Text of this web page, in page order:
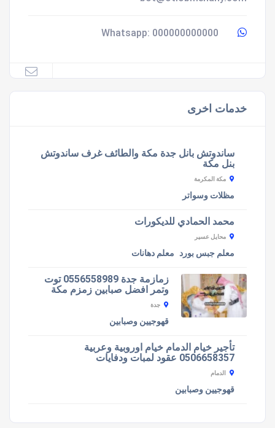
000000000000
خدمات اخرى
ساندوتش بانل جدة مكة والطائف غرف ساندوتش
بنل مكة
مكة المكرمة
مظلات وسواتر
محمد الحمادي للديكورات
محايل عسير
معلم جبس بورد معلم دهانات
زمازمة جدة 0556558989 توت
وتمر افضل صبابين زمزم مكة
جدة
قهوجيين وصبابين
تأجير خيام الدمام خيام اوروبية وعربية
0506658357 عقود لمبات ودفايات
الدمام
قهوجيين وصبابين